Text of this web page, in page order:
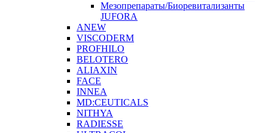
Мезопрепараты/Биоревитализанты
JUFORA
ANEW
VISCODERM
PROFHILO
BELOTERO
ALIAXIN
FACE
INNEA
MD:CEUTICALS
NITHYA
RADIESSE